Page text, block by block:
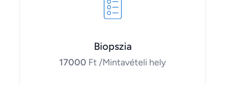
Biopszia
17000 Ft /Mintavételi hely